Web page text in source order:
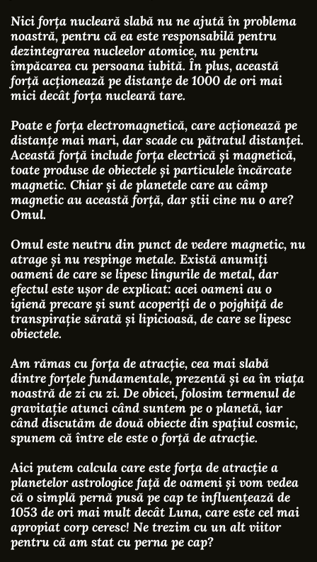
Nici forța nucleară slabă nu ne ajută în problema
noastră, pentru că ea este responsabilă pentru
dezintegrarea nucleelor atomice, nu pentru
împăcarea cu persoana iubită. În plus, această
forță acționează pe distanțe de 1000 de ori mai
mici decât forța nucleară tare.
Poate e forța electromagnetică, care acționează pe
distanțe mai mari, dar scade cu pătratul distanței.
Această forță include forța electrică și magnetică,
toate produse de obiectele și particulele încărcate
magnetic. Chiar și de planetele care au câmp
magnetic au această forță, dar știi cine nu o are?
Omul.
Omul este neutru din punct de vedere magnetic, nu
atrage și nu respinge metale. Există anumiți
oameni de care se lipesc lingurile de metal, dar
efectul este ușor de explicat: acei oameni au o
igienă precare și sunt acoperiți de o pojghiță de
transpirație sărată și lipicioasă, de care se lipesc
obiectele.
Am rămas cu forța de atracție, cea mai slabă
dintre forțele fundamentale, prezentă și ea în viața
noastră de zi cu zi. De obicei, folosim termenul de
gravitație atunci când suntem pe o planetă, iar
când discutăm de două obiecte din spațiul cosmic,
spunem că între ele este o forță de atracție.
Aici putem calcula care este forța de atracție a
planetelor astrologice față de oameni și vom vedea
că o simplă pernă pusă pe cap te influențează de
1053 de ori mai mult decât Luna, care este cel mai
apropiat corp ceresc! Ne trezim cu un alt viitor
pentru că am stat cu perna pe cap?